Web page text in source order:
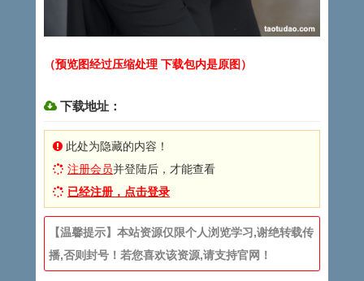
（预览图经过压缩处理 下载包内是原图）
下载地址：
此处为隐藏的内容！
注册会员并登陆后，才能查看
已经注册，点击登录
【温馨提示】本站资源仅限个人浏览学习,谢绝转载传
播,否则封号！若您喜欢该资源,请支持官网！